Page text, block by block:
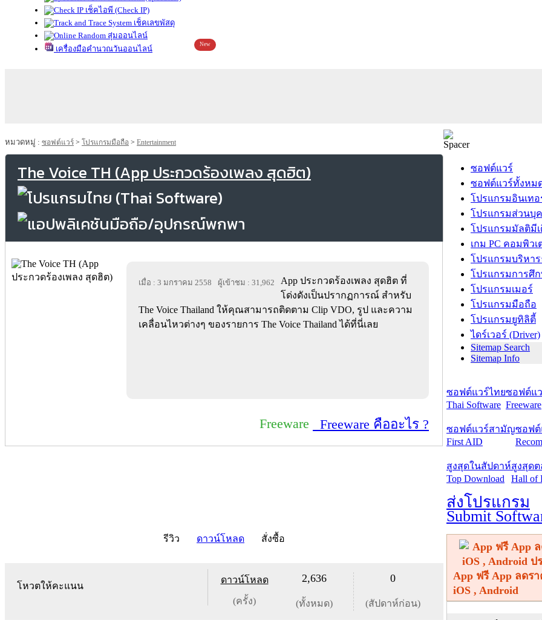
เช็คไอพี (Check IP)
เช็คเลขพัสดุ
สุ่มออนไลน์
เครื่องมือคำนวณวันออนไลน์
New
หมวดหมู่ : ซอฟต์แวร์ > โปรแกรมมือถือ > Entertainment
The Voice TH (App ประกวดร้องเพลง สุดฮิต)
เมื่อ : 3 มกราคม 2558 ผู้เข้าชม : 31,962
App ประกวดร้องเพลง สุดฮิต ที่
โด่งดังเป็นปรากฏการณ์ สำหรับ
The Voice Thailand ให้คุณสามารถติดตาม Clip VDO, รูป และความ
เคลื่อนไหวต่างๆ ของรายการ The Voice Thailand ได้ที่นี่เลย
Freeware Freeware คืออะไร ?
รีวิว ดาวน์โหลด สั่งซื้อ
โหวตให้คะแนน
ดาวน์โหลด
(ครั้ง)
2,636
(ทั้งหมด)
0
(สัปดาห์ก่อน)
ซอฟต์แวร์
ซอฟต์แวร์ทั้งหม
โปรแกรมอินเทอ
โปรแกรมส่วนบุ
โปรแกรมมัลติมีเ
เกม PC คอมพิวเ
โปรแกรมบริหา
โปรแกรมการศึ
โปรแกรมเมอร์
โปรแกรมมือถือ
โปรแกรมยูทิลิตี้
ไดร์เวอร์ (Driver)
Sitemap Search
Sitemap Info
ซอฟต์แวร์ไทย
Thai Software
ซอฟต์แ
Freeware
ซอฟต์แวร์สามัญ
First AID
ซอฟต์
สูงสุดในสัปดาห์
Top Download
สูงสุด
Hall of
ส่งโปรแกรม
Submit
App ฟรี App ลดร
iOS , Android